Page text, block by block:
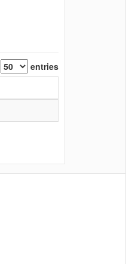
entries